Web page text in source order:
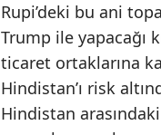
Rupi’deki bu ani
Trump ile yapacağı
ticaret ortaklarına
Hindistan’ı risk
Hindistan